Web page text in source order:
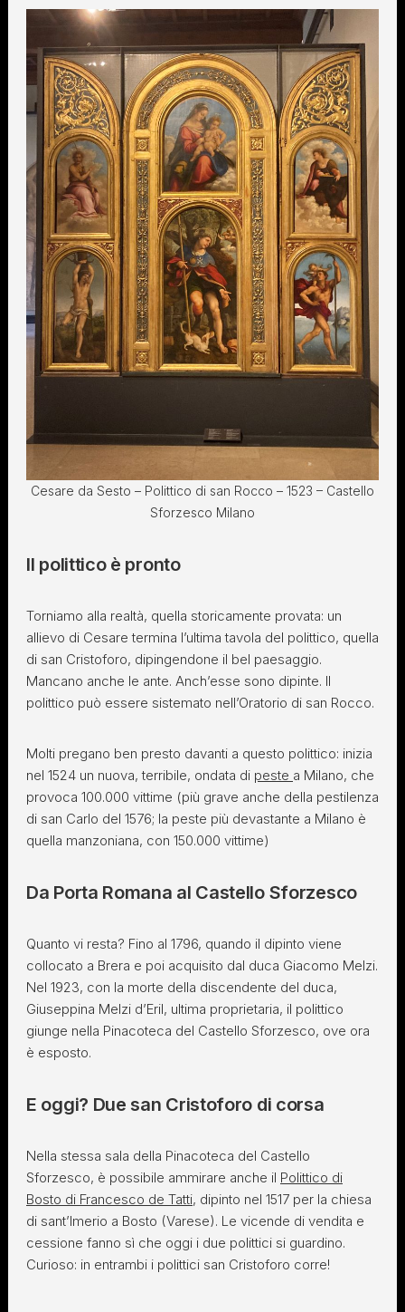
Cesare da Sesto – Polittico di san Rocco – 1523 – Castello
Sforzesco Milano
Il polittico è pronto
Torniamo alla realtà, quella storicamente provata: un
allievo di Cesare termina l’ultima tavola del polittico, quella
di san Cristoforo, dipingendone il bel paesaggio.
Mancano anche le ante. Anch’esse sono dipinte. Il
polittico può essere sistemato nell’Oratorio di san Rocco.
Molti pregano ben presto davanti a questo polittico: inizia
nel 1524 un nuova, terribile, ondata di peste a Milano, che
provoca 100.000 vittime (più grave anche della pestilenza
di san Carlo del 1576; la peste più devastante a Milano è
quella manzoniana, con 150.000 vittime)
Da Porta Romana al Castello Sforzesco
Quanto vi resta? Fino al 1796, quando il dipinto viene
collocato a Brera e poi acquisito dal duca Giacomo Melzi.
Nel 1923, con la morte della discendente del duca,
Giuseppina Melzi d’Eril, ultima proprietaria, il polittico
giunge nella Pinacoteca del Castello Sforzesco, ove ora
è esposto.
E oggi? Due san Cristoforo di corsa
Nella stessa sala della Pinacoteca del Castello
Sforzesco, è possibile ammirare anche il Polittico di
Bosto di Francesco de Tatti, dipinto nel 1517 per la chiesa
di sant’Imerio a Bosto (Varese). Le vicende di vendita e
cessione fanno sì che oggi i due polittici si guardino.
Curioso: in entrambi i polittici san Cristoforo corre!